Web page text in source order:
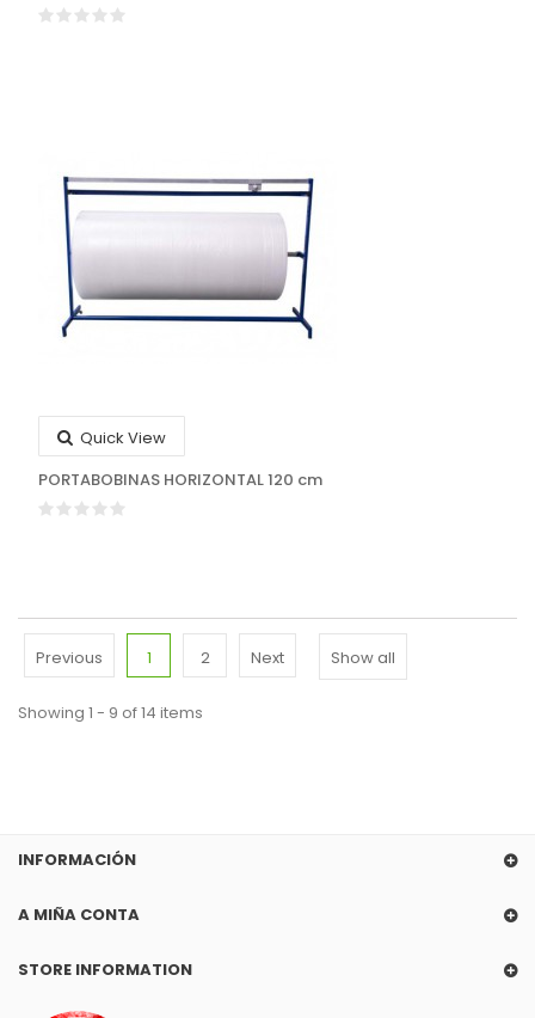
Quick View
PORTABOBINAS HORIZONTAL 120 cm
Show all
Previous 1 2 Next
Showing 1 - 9 of 14 items
INFORMACIÓN
A MIÑA CONTA
STORE INFORMATION